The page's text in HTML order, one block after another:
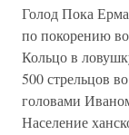
Голод Пока
по покорению
Кольцо в
500 стрельцов
головами
Население